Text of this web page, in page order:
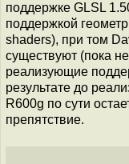
поддержке GLSL
поддержкой
shaders), при том
существуют (пока
реализующие
результате до
R600g по сути
препятствие.